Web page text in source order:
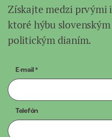
Získajte medzi prvými
ktoré hýbu
politickým dianím.
E-mail *
Telefón